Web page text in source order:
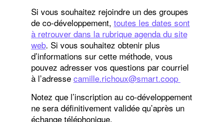
Si vous souhaitez rejoindre un des groupes
de co-développement, toutes les dates sont
à retrouver dans la rubrique agenda du site
web. Si vous souhaitez obtenir plus
d’informations sur cette méthode, vous
pouvez adresser vos questions par courriel
à l’adresse camille.richoux@smart.coop
Notez que l’inscription au co-développement
ne sera définitivement validée qu’après un
échange téléphonique.